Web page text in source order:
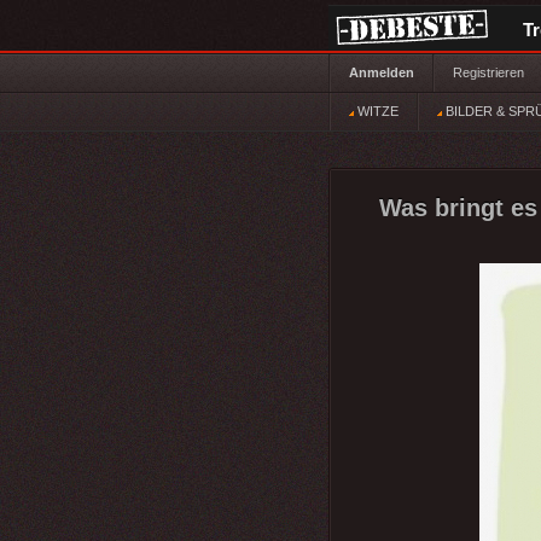
Anmelden Registrieren
WITZE BILDER &
Was bringt